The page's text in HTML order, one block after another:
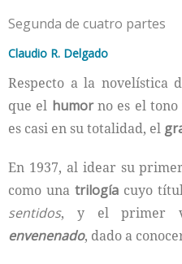
Cultura
Segunda de cuatro partes
Claudio R. Delgado
Respecto a la novelística
que el humorno es el
es casi en su totalidad, el
En 1937, al idear su
como una trilogíacuyo
sentidos, y el primer
envenenado, dado a